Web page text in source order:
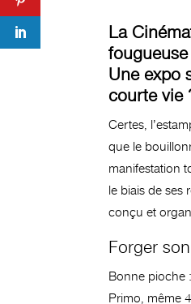
La
Une expo
courte vie
Certes,
que le
manifestation
le biais de
conçu et
Forger
Bonne pioche
Primo, même